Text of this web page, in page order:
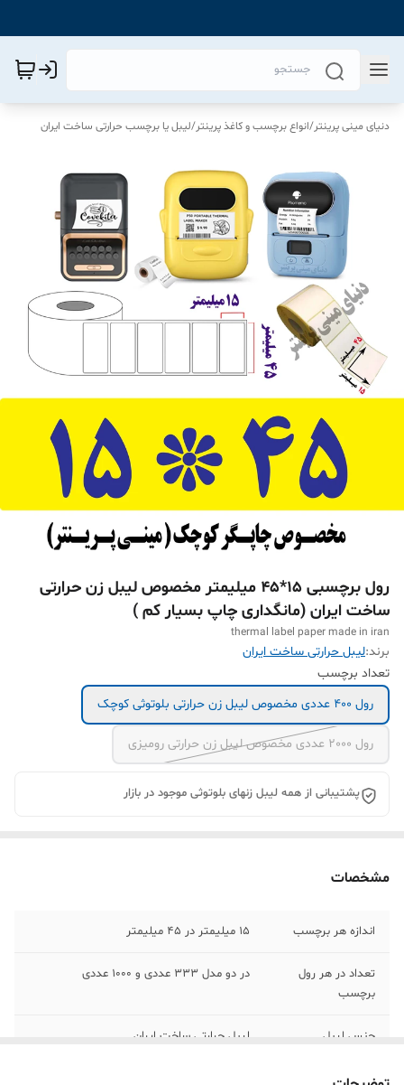
دنیای مینی پرینتر/انواع برچسب و کاغذ پرینتر/لیبل یا برچسب حرارتی ساخت ایران
رول برچسبی 15*45 میلیمتر مخصوص لیبل زن حرارتی
ساخت ایران (مانگداری چاپ بسیار کم )
thermal label paper made in iran
برند:لیبل حرارتی ساخت ایران
تعداد برچسب
رول 400 عددی مخصوص لیبل زن حرارتی بلوتوثی کوچک
رول 2000 عددی مخصوص لیبل زن حرارتی رومیزی
پشتیبانی از همه لیبل زنهای بلوتوثی موجود در بازار
مشخصات
اندازه هر برچسب 15 میلیمتر در 45 میلیمتر
تعداد در هر رول
برچسب
در دو مدل 333 عددی و 1000 عددی
جنس لیبل لیبل حرارتی ساخت ایران
رنگ